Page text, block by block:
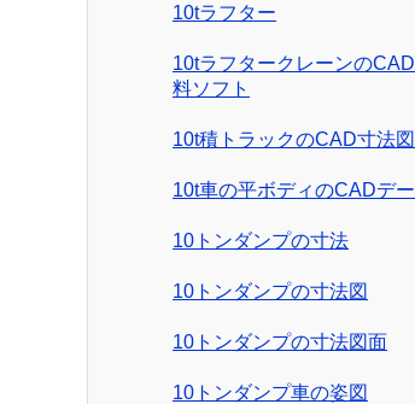
10tラフター
10tラフタークレーンの
料ソフト
10t積トラックのCAD寸法図
10t車の平ボディのCADデ
10トンダンプの寸法
10トンダンプの寸法図
10トンダンプの寸法図面
10トンダンプ車の姿図